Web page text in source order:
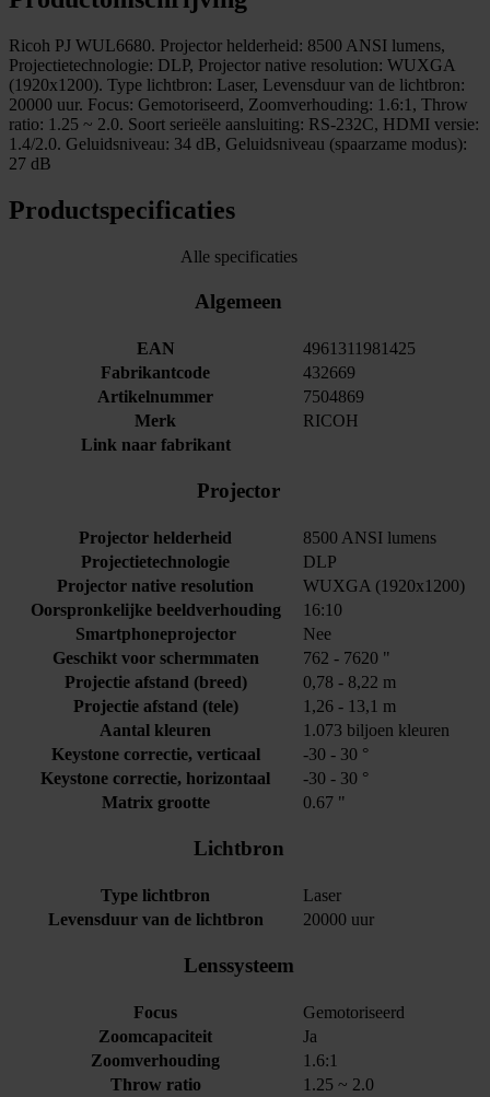
Ricoh PJ WUL6680. Projector helderheid: 8500 ANSI lumens,
Projectietechnologie: DLP, Projector native resolution: WUXGA
(1920x1200). Type lichtbron: Laser, Levensduur van de lichtbron:
20000 uur. Focus: Gemotoriseerd, Zoomverhouding: 1.6:1, Throw
ratio: 1.25 ~ 2.0. Soort serieële aansluiting: RS-232C, HDMI versie:
1.4/2.0. Geluidsniveau: 34 dB, Geluidsniveau (spaarzame modus):
27 dB
Productspecificaties
Alle specificaties
Algemeen
EAN
4961311981425
Fabrikantcode
432669
Artikelnummer
7504869
Merk
RICOH
Link naar fabrikant
Projector
Projector helderheid
8500 ANSI lumens
Projectietechnologie
DLP
Projector native resolution
WUXGA (1920x1200)
Oorspronkelijke beeldverhouding
16:10
Smartphoneprojector
Nee
Geschikt voor schermmaten
762 - 7620 "
Projectie afstand (breed)
0,78 - 8,22 m
Projectie afstand (tele)
1,26 - 13,1 m
Aantal kleuren
1.073 biljoen kleuren
Keystone correctie, verticaal
-30 - 30 °
Keystone correctie, horizontaal
-30 - 30 °
Matrix grootte
0.67 "
Lichtbron
Type lichtbron
Laser
Levensduur van de lichtbron
20000 uur
Lenssysteem
Focus
Gemotoriseerd
Zoomcapaciteit
Ja
Zoomverhouding
1.6:1
Throw ratio
1.25 ~ 2.0